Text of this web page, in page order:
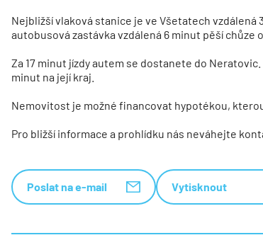
Nejbližší vlaková stanice je ve Všetatech vzdálená
autobusová zastávka vzdálená 6 minut pěší chůze
Za 17 minut jízdy autem se dostanete do
minut na její kraj.
Nemovitost je možné financovat hypotékou,
Pro bližší informace a prohlídku nás neváhejte
Poslat na e-mail Vytisknout